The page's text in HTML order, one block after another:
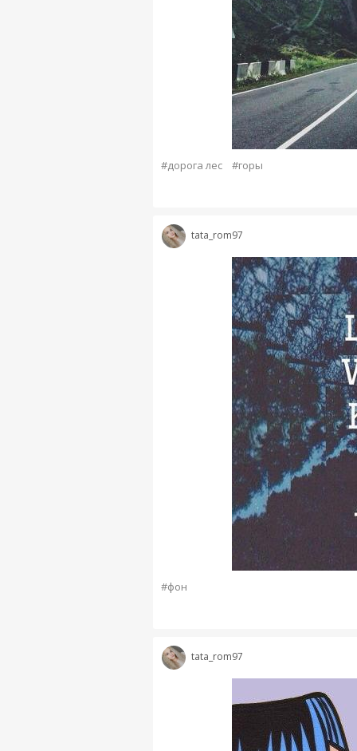
#дорога лес #горы
tata_rom97
#фон
tata_rom97